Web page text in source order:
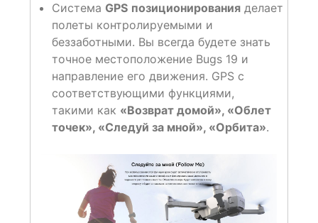
Система GPS позиционирования делает
полеты контролируемыми и
беззаботными. Вы всегда будете знать
точное местоположение Bugs 19 и
направление его движения. GPS с
соответствующими функциями,
такими как «Возврат домой», «Облет
точек», «Следуй за мной», «Орбита».